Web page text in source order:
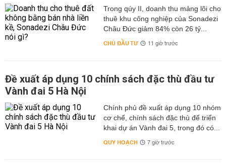
Trong qúy II, doanh thu mảng lõi cho
thuê khu công nghiệp của Sonadezi
Châu Đức giảm 84% còn 26 tỷ...
CHỦ ĐẦU TƯ 11 giờ trước
Đề xuất áp dụng 10 chính sách đặc thù đầu tư
Vành đai 5 Hà Nội
Chính phủ đề xuất áp dụng 10 nhóm
cơ chế, chính sách đặc thù để triển
khai dự án Vành đai 5, trong đó có...
QUY HOẠCH 7 giờ trước